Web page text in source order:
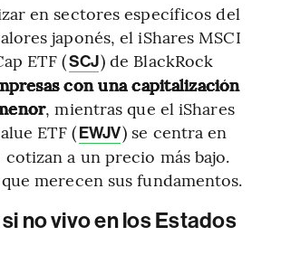
en sectores específicos del
japonés, el iShares MSCI
ETF (SCJ) de BlackRock
con una capitalización
, mientras que el iShares
ETF (EWJV) se centra en
cotizan a un precio más bajo.
merecen sus fundamentos.
no vivo en los Estados